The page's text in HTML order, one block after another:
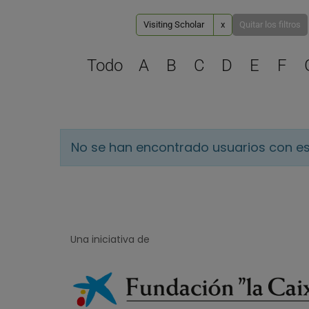
Visiting Scholar x Quitar los filtros
Todo A B C D E F
No se han encontrado usuarios con
Una iniciativa de